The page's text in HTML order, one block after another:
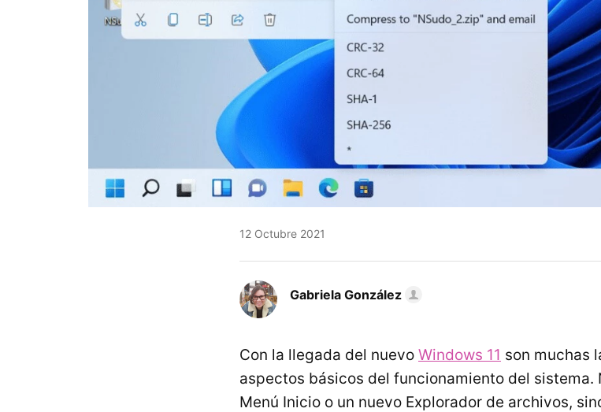
12 Octubre 2021
Gabriela González
Con la llegada del nuevo Windows 11 son muchas
aspectos básicos del funcionamiento del sistema.
Menú Inicio o un nuevo Explorador de archivos,